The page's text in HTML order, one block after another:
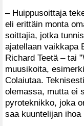
– Huippusoittaja
eli erittäin monta
soittajia, jotka
ajatellaan vaikkapa
Richard Teetä – tai
muusikoita,
Colaiutaa.
olemassa, mutta ei
pyroteknikko, joka
saa kuuntelijan ihoa